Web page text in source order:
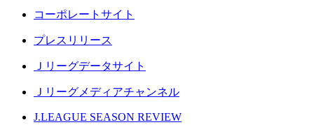
コーポレートサイト
プレスリリース
Ｊリーグデータサイト
Ｊリーグメディアチャンネル
J.LEAGUE SEASON REVIEW